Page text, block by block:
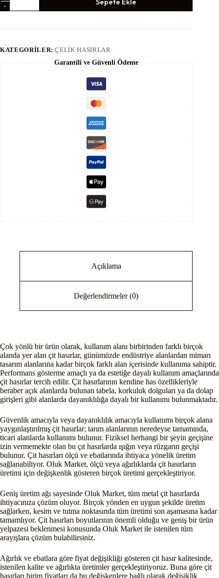
Hasır
-
-KATEGORILER:ÇELIK HASIRLAR
Garantili ve Güvenli Ödeme
Açıklama
Değerlendirmeler (0)
Çok yönlü bir ürün olarak, kullanım alanı birbirinden farklı birçok
alanda yer alan çit hasırlar, günümüzde endüstriye alanlardan mimarı
tasarım alanlarına kadar birçok farklı alan içerisinde kullanıma sahiptir.
Performans gösterme amaçlı ya da estetiğe dayalı kullanım amaçlarında
çit hasırlar tercih edilir. Çit hasırlarının kendine has özellikleriyle
beraber açık alanlarda bulunan tabela, korkuluk dolguları ya da dolap
girişleri gibi alanlarda dayanıklılığa dayalı bir kullanımı bulunmaktadır.
Güvenlik amacıyla veya dayanıklılık amacıyla kullanımı birçok alana
yaygınlaştırılmış çit hasırlar; tarım alanlarının neredeyse tamamında,
ticari alanlarda kullanımı bulunur. Fiziksel herhangi bir şeyin geçişine
izin vermemekte olan bu çıt hasırlarda ışığın veya rüzgarın geçişi
bulunur. Çit hasırları ölçü ve ebatlarında ihtiyaca yönelik üretim
sağlanabiliyor. Oluk Market, ölçü veya ağırlıklarda çit hasırların
üretimi için değişkenlik gösteren birçok üretimi gerçekleştiriyor.
Geniş üretim ağı sayesinde Oluk Market, tüm metal çit hasırlarda
ihtiyacınıza çözüm oluyor. Birçok yönden en uygun şekilde üretim
sağlarken, kesim ve tutma noktasında tüm üretimi son aşamasına kadar
tamamlıyor. Çit hasırları boyutlarının önemli olduğu ve geniş bir ürün
yelpazesi beklenmesi konusunda Oluk Market ile istenilen tüm
arayışlara çözüm bulabilirsiniz.
Ağırlık ve ebatlara göre fiyat değişikliği gösteren çit hasır kalitesinde,
istenilen kalite ve ağırlıkta üretimler gerçekleştiriyoruz. Buna göre çit
hasırları birim fiyatları da bu değişkenlere bağlı olarak değişiklik